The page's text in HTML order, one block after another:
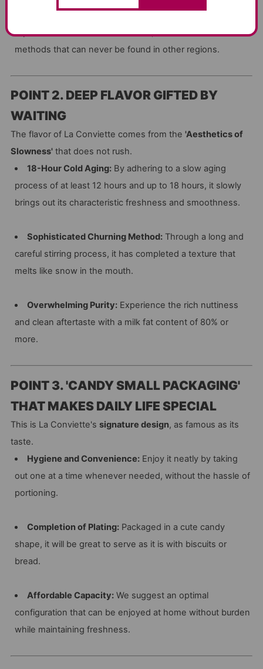
top artisans and chefs since 1896, it inherits traditional
methods that can never be found in other regions.
POINT 2. DEEP FLAVOR GIFTED BY
WAITING
The flavor of La Conviette comes from the 'Aesthetics of
Slowness' that does not rush.
18-Hour Cold Aging:By adhering to a slow aging
process of at least 12 hours and up to 18 hours, it slowly
brings out its characteristic freshness and smoothness.
Sophisticated Churning Method:Through a long and
careful stirring process, it has completed a texture that
melts like snow in the mouth.
Overwhelming Purity:Experience the rich nuttiness
and clean aftertaste with a milk fat content of 80% or
more.
POINT 3. 'CANDY SMALL PACKAGING'
THAT MAKES DAILY LIFE SPECIAL
This is La Conviette's signature design, as famous as its
taste.
Hygiene and Convenience:Enjoy it neatly by taking
out one at a time whenever needed, without the hassle of
portioning.
Completion of Plating:Packaged in a cute candy
shape, it will be great to serve as it is with biscuits or
bread.
Affordable Capacity:We suggest an optimal
configuration that can be enjoyed at home without burden
while maintaining freshness.